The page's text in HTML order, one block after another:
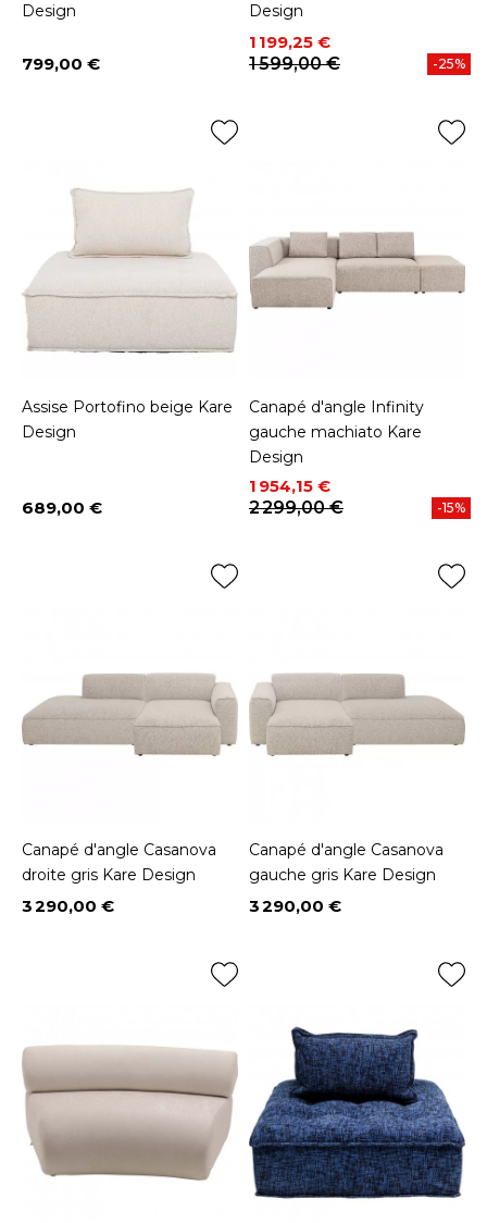
Design
Prix
799,00 €
Design
Prix
1 199,25 €
Prix de base
1 599,00 €
-25%
Assise Portofino beige Kare
Design
Prix
689,00 €
Canapé d'angle Infinity
gauche machiato Kare
Design
Prix
1 954,15 €
Prix de base
2 299,00 €
-15%
Canapé d'angle Casanova
droite gris Kare Design
Prix
3 290,00 €
Canapé d'angle Casanova
gauche gris Kare Design
Prix
3 290,00 €